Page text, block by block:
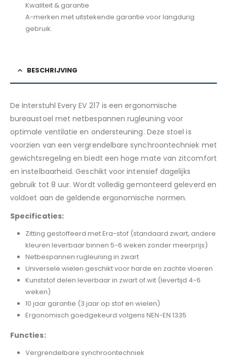
Kwaliteit & garantie
A-merken met uitstekende garantie voor langdurig
gebruik.
BESCHRIJVING
De Interstuhl Every EV 217 is een ergonomische
bureaustoel met netbespannen rugleuning voor
optimale ventilatie en ondersteuning. Deze stoel is
voorzien van een vergrendelbare synchroontechniek met
gewichtsregeling en biedt een hoge mate van zitcomfort
en instelbaarheid. Geschikt voor intensief dagelijks
gebruik tot 8 uur. Wordt volledig gemonteerd geleverd en
voldoet aan de geldende ergonomische normen.
Specificaties:
Zitting gestoffeerd met Era-stof (standaard zwart, andere
kleuren leverbaar binnen 5-6 weken zonder meerprijs)
Netbespannen rugleuning in zwart
Universele wielen geschikt voor harde en zachte vloeren
Kunststof delen leverbaar in zwart of wit (levertijd 4-6
weken)
10 jaar garantie (3 jaar op stof en wielen)
Ergonomisch goedgekeurd volgens NEN-EN 1335
Functies:
Vergrendelbare synchroontechniek